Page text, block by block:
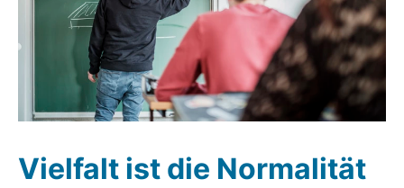
Vielfalt ist die Normalität